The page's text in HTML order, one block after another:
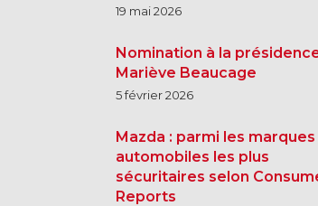
19 mai 2026
Nomination à la
Mariève Beaucage
5 février 2026
Mazda : parmi les marques
automobiles les plus
sécuritaires selon
Reports